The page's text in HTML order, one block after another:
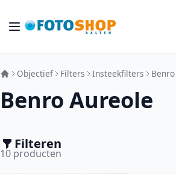
Toggle Nav
Objectief Filters Insteekfilters
Benro Aureole
Filteren
10 producten